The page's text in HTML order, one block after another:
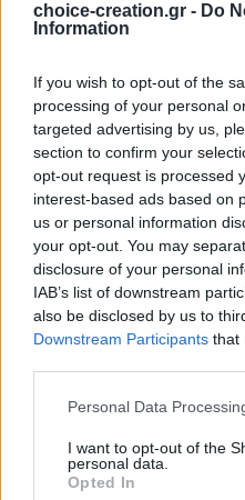
choice-creation.gr - Do
Information
If you wish to opt-out of the
processing of your personal
targeted advertising by us,
section to confirm your
opt-out request is processed
interest-based ads based on
us or personal information
your opt-out. You may
disclosure of your personal
IAB’s list of downstream
also be disclosed by us to
Downstream Participants that
Personal Data
I want to opt-out of the
personal data.
Opted In